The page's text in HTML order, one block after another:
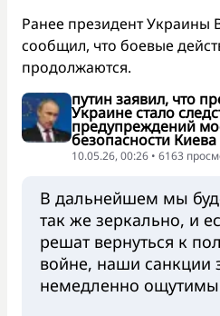
Ранее президент Украины
сообщил, что боевые
продолжаются.
путин заявил, что
Украине стало
предупреждений
безопасности Киева
10.05.26, 00:26 • 6163
В дальнейшем мы
так же зеркально, и
решат вернуться к
войне, наши санкции
немедленно